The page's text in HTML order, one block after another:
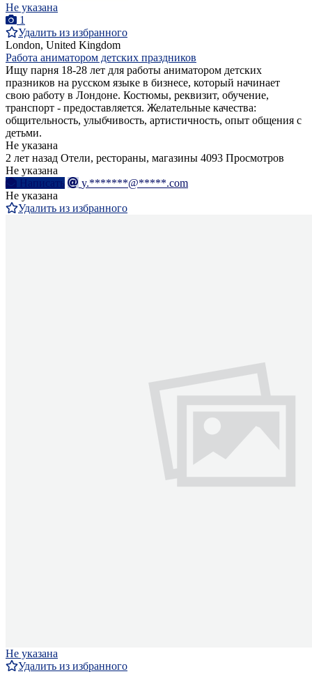
Не указана
1
Удалить из избранного
London, United Kingdom
Работа аниматором детских праздников
Ищу парня 18-28 лет для работы аниматором детских
празников на русском языке в бизнесе, который начинает
свою работу в Лондоне. Костюмы, реквизит, обучение,
транспорт - предоставляется. Желательные качества:
общительность, улыбчивость, артистичность, опыт общения с
детьми.
Не указана
2 лет назад Отели, рестораны, магазины 4093 Просмотров
Не указана
Написать
y.*******@*****.com
Не указана
Удалить из избранного
Не указана
Удалить из избранного